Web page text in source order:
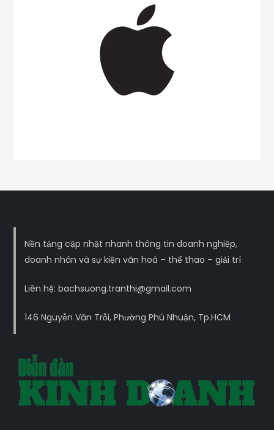
Nền tảng cập nhật nhanh thông tin doanh nghiệp,
doanh nhân và sự kiện văn hoá – thể thao – giải trí
Liên hệ: bachsuong.tranthi@gmail.com
146 Nguyễn Văn Trỗi, Phường Phú Nhuận, Tp.HCM